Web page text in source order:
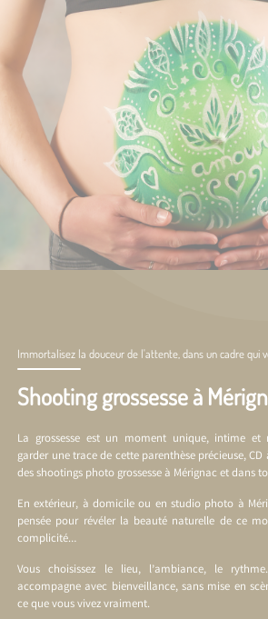
Immortalisez la douceur de l'attente, dans un cadre qui
Shooting grossesse à
La grossesse est un moment unique, intime et
garder une trace de cette parenthèse précieuse,
des shootings photo grossesse à Mérignac et dans
En extérieur, à domicile ou en studio photo à
pensée pour révéler la beauté naturelle de ce
complicité…
Vous choisissez le lieu, l’ambiance, le
accompagne avec bienveillance, sans mise en
ce que vous vivez vraiment.